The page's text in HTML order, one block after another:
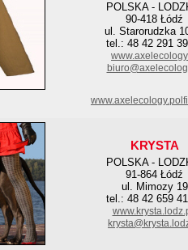
POLSKA -
90-418 Łódź
ul. Starorudzka
tel.: 48 42 291
KRYSTA
POLSKA -
91-864 Łódź
ul. Mimozy 19
tel.: 48 42 659